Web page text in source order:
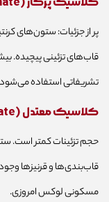
پر از جزئیات: ستون‌های
قاب‌های تزئینی پیچیده.
تشریفاتی استفاده
کلاسیک معتدل (Classical Moderate)
حجم تزئینات کمتر است.
قاب‌بندی‌ها و قرنیزها وجود
مسکونی لوکس امروزی.